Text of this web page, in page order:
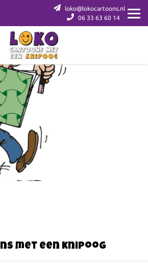
loko@lokocartoons.nl
06 33 63 60 14
met een knipoog